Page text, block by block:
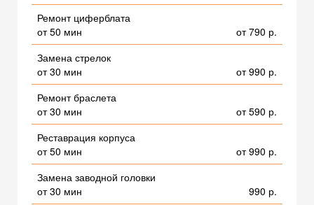
Ремонт циферблата
от 50 мин
от 790 р.
Замена стрелок
от 30 мин
от 990 р.
Ремонт браслета
от 30 мин
от 590 р.
Реставрация корпуса
от 50 мин
от 990 р.
Замена заводной головки
от 30 мин
990 р.